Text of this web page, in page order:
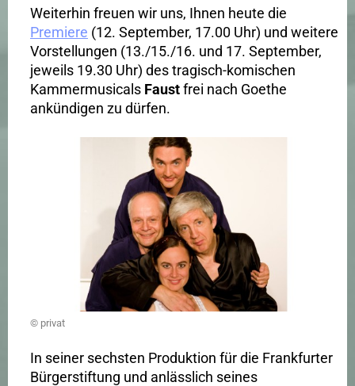
Weiterhin freuen wir uns, Ihnen heute die
Premiere (12. September, 17.00 Uhr) und weitere
Vorstellungen (13./15./16. und 17. September,
jeweils 19.30 Uhr) des tragisch-komischen
Kammermusicals Faustfrei nach Goethe
ankündigen zu dürfen.
© privat
In seiner sechsten Produktion für die Frankfurter
Bürgerstiftung und anlässlich seines